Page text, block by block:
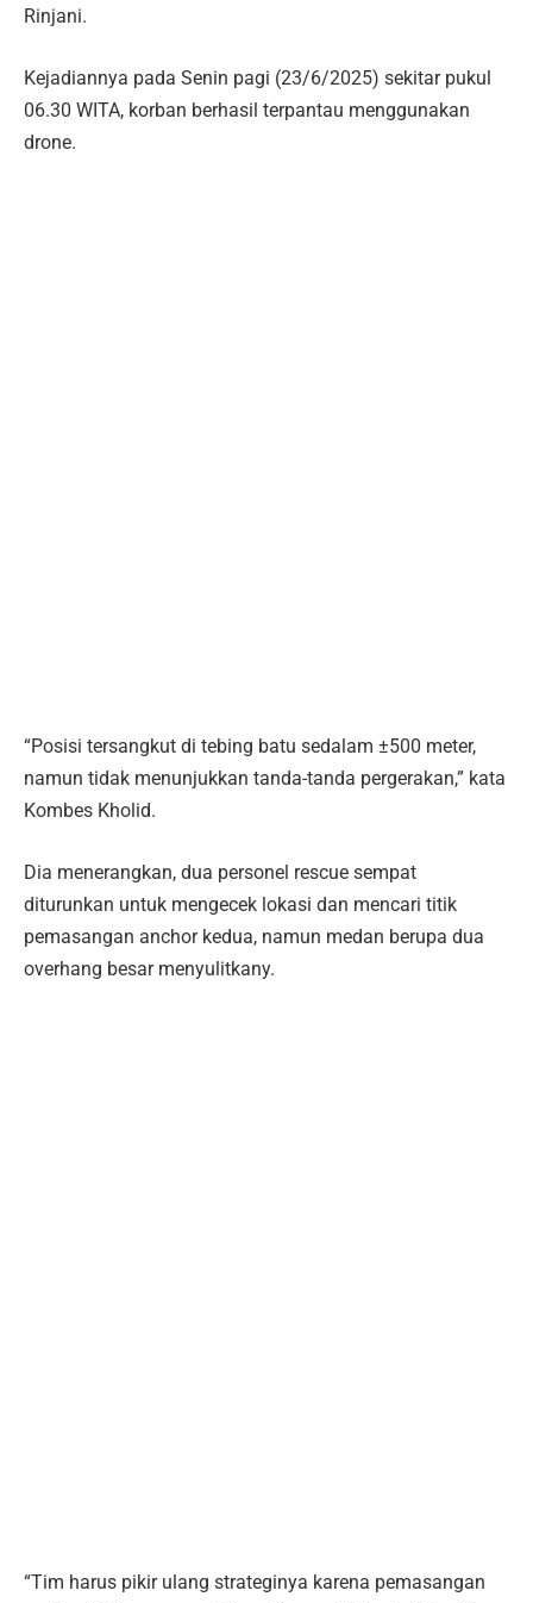
Rinjani.
Kejadiannya pada Senin pagi (23/6/2025) sekitar pukul
06.30 WITA, korban berhasil terpantau menggunakan
drone.
“Posisi tersangkut di tebing batu sedalam ±500 meter,
namun tidak menunjukkan tanda-tanda pergerakan,” kata
Kombes Kholid.
Dia menerangkan, dua personel rescue sempat
diturunkan untuk mengecek lokasi dan mencari titik
pemasangan anchor kedua, namun medan berupa dua
overhang besar menyulitkany.
“Tim harus pikir ulang strateginya karena pemasangan